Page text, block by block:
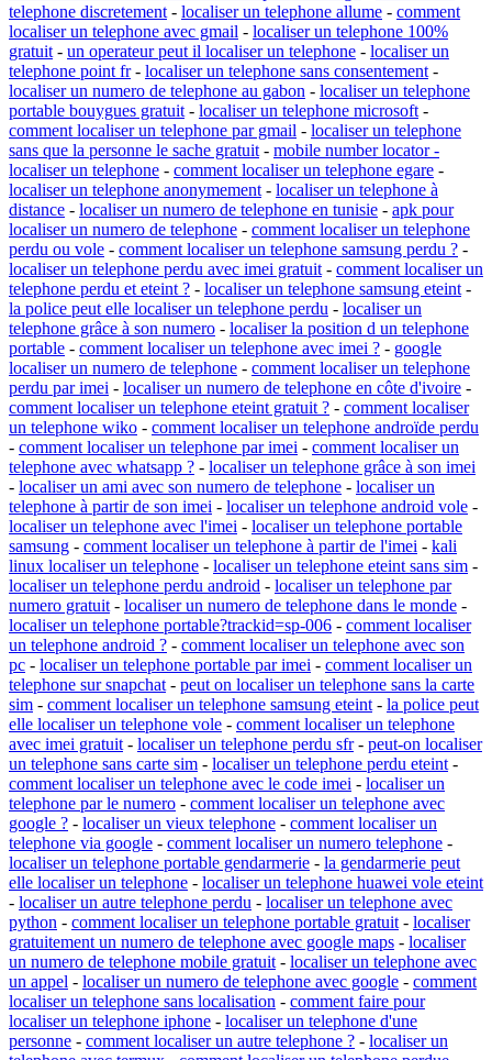
telephone discretement - localiser un telephone allume - comment
localiser un telephone avec gmail - localiser un telephone 100%
gratuit - un operateur peut il localiser un telephone - localiser un
telephone point fr- localiser un telephone sans consentement -
localiser un numero de telephone au gabon - localiser un telephone
portable bouygues gratuit - localiser un telephone microsoft -
comment localiser un telephone par gmail - localiser un telephone
sans que la personne le sache gratuit - mobile number locator -
localiser un telephone - comment localiser un telephone egare -
localiser un telephone anonymement - localiser un telephone à
distance - localiser un numero de telephone en tunisie - apk pour
localiser un numero de telephone - comment localiser un telephone
perdu ou vole - comment localiser un telephone samsung perdu ? -
localiser un telephone perdu avec imei gratuit - comment localiser un
telephone perdu et eteint ? - localiser un telephone samsung eteint -
la police peut elle localiser un telephone perdu - localiser un
telephone grâce à son numero - localiser la position d un telephone
portable - comment localiser un telephone avec imei ? - google
localiser un numero de telephone - comment localiser un telephone
perdu par imei - localiser un numero de telephone en côte d'ivoire -
comment localiser un telephone eteint gratuit ? - comment localiser
un telephone wiko - comment localiser un telephone androïde perdu
- comment localiser un telephone par imei - comment localiser un
telephone avec whatsapp ? - localiser un telephone grâce à son imei
- localiser un ami avec son numero de telephone - localiser un
telephone à partir de son imei - localiser un telephone android vole -
localiser un telephone avec l'imei - localiser un telephone portable
samsung - comment localiser un telephone à partir de l'imei - kali
linux localiser un telephone - localiser un telephone eteint sans sim -
localiser un telephone perdu android - localiser un telephone par
numero gratuit - localiser un numero de telephone dans le monde -
localiser un telephone portable?trackid=sp-006 - comment localiser
un telephone android ? - comment localiser un telephone avec son
pc - localiser un telephone portable par imei - comment localiser un
telephone sur snapchat - peut on localiser un telephone sans la carte
sim - comment localiser un telephone samsung eteint - la police peut
elle localiser un telephone vole - comment localiser un telephone
avec imei gratuit - localiser un telephone perdu sfr- peut-on localiser
un telephone sans carte sim - localiser un telephone perdu eteint -
comment localiser un telephone avec le code imei - localiser un
telephone par le numero - comment localiser un telephone avec
google ? - localiser un vieux telephone - comment localiser un
telephone via google - comment localiser un numero telephone -
localiser un telephone portable gendarmerie - la gendarmerie peut
elle localiser un telephone - localiser un telephone huawei vole eteint
- localiser un autre telephone perdu - localiser un telephone avec
python - comment localiser un telephone portable gratuit - localiser
gratuitement un numero de telephone avec google maps - localiser
un numero de telephone mobile gratuit - localiser un telephone avec
un appel - localiser un numero de telephone avec google - comment
localiser un telephone sans localisation - comment faire pour
localiser un telephone iphone - localiser un telephone d'une
personne - comment localiser un autre telephone ? - localiser un